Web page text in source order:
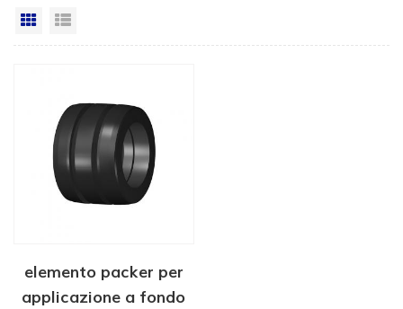
Vista a griglia
elemento packer per
applicazione a fondo